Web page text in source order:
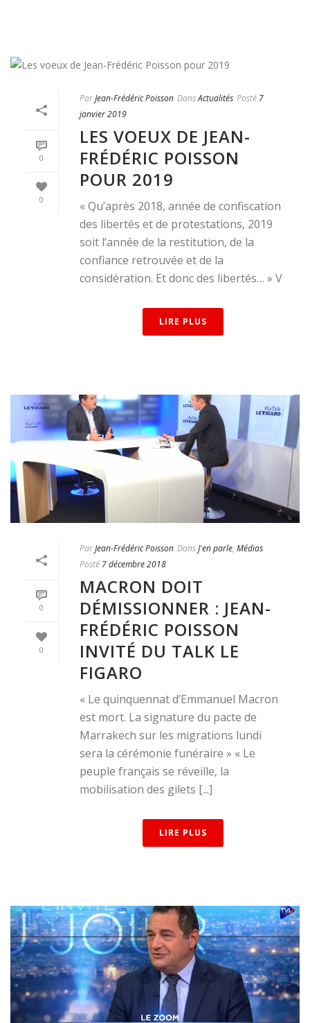
0
0
ParJean-Frédéric Poisson DansActualités Posté 7
janvier 2019
LES VOEUX DE JEAN-
FRÉDÉRIC POISSON
POUR 2019
« Qu’après 2018, année de confiscation
des libertés et de protestations, 2019
soit l’année de la restitution, de la
confiance retrouvée et de la
considération. Et donc des libertés… » V
LIRE PLUS
0
0
ParJean-Frédéric Poisson DansJ'en parle, Médias
Posté 7 décembre 2018
MACRON DOIT
DÉMISSIONNER : JEAN-
FRÉDÉRIC POISSON
INVITÉ DU TALK LE
FIGARO
« Le quinquennat d’Emmanuel Macron
est mort. La signature du pacte de
Marrakech sur les migrations lundi
sera la cérémonie funéraire » « Le
peuple français se réveille, la
mobilisation des gilets [...]
LIRE PLUS